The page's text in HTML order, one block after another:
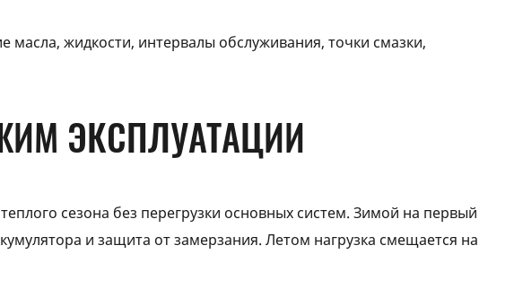
жидкости, интервалы обслуживания, точки смазки,
ЭКСПЛУАТАЦИИ
сезона без перегрузки основных систем. Зимой на первый
и защита от замерзания. Летом нагрузка смещается на